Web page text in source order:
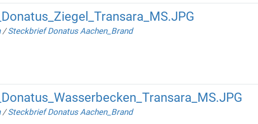
/Steckbrief Donatus Aachen_Brand
/Steckbrief Donatus Aachen_Brand